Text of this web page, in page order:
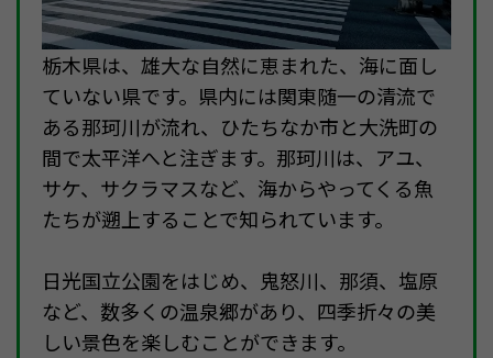
栃木県は、雄大な自然に恵まれた、海に面し
ていない県です。県内には関東随一の清流で
ある那珂川が流れ、ひたちなか市と大洗町の
間で太平洋へと注ぎます。那珂川は、アユ、
サケ、サクラマスなど、海からやってくる魚
たちが遡上することで知られています。
日光国立公園をはじめ、鬼怒川、那須、塩原
など、数多くの温泉郷があり、四季折々の美
しい景色を楽しむことができます。